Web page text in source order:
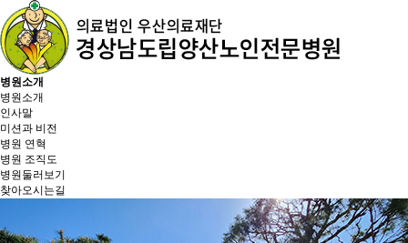
병원소개
병원소개
인사말
미션과 비전
병원 연혁
병원 조직도
병원둘러보기
찾아오시는길